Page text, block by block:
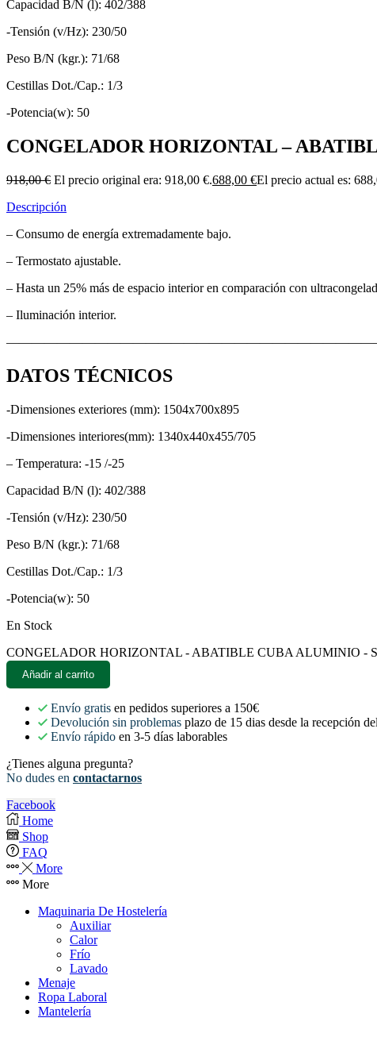
Capacidad B/N (l): 402/388
-Tensión (v/Hz): 230/50
Peso B/N (kgr.): 71/68
Cestillas Dot./Cap.: 1/3
-Potencia(w): 50
CONGELADOR HORIZONTAL –
918,00€ El precio original era: 918,00 €.688,00 €El precio actual es:
Descripción
– Consumo de energía extremadamente bajo.
– Termostato ajustable.
– Hasta un 25% más de espacio interior en comparación con
– Iluminación interior.
DATOS TÉCNICOS
-Dimensiones exteriores (mm): 1504x700x895
-Dimensiones interiores(mm): 1340x440x455/705
– Temperatura: -15 /-25
Capacidad B/N (l): 402/388
-Tensión (v/Hz): 230/50
Peso B/N (kgr.): 71/68
Cestillas Dot./Cap.: 1/3
-Potencia(w): 50
En Stock
CONGELADOR HORIZONTAL - ABATIBLE CUBA ALUMINIO -
Añadir al carrito
Envío gratis en pedidos superiores a 150€
Devolución sin problemas plazo de 15 dias desde la recepción
Envío rápido en 3-5 días laborables
¿Tienes alguna pregunta?
No dudes en contactarnos
Facebook
Home
Shop
FAQ
More
More
Maquinaria De Hostelería
Auxiliar
Calor
Frío
Lavado
Menaje
Ropa Laboral
Mantelería